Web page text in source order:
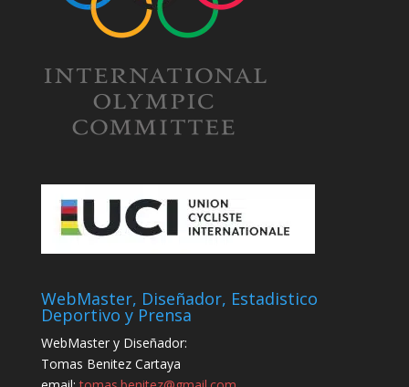
WebMaster, Diseñador, Estadistico
Deportivo y Prensa
WebMaster y Diseñador:
Tomas Benitez Cartaya